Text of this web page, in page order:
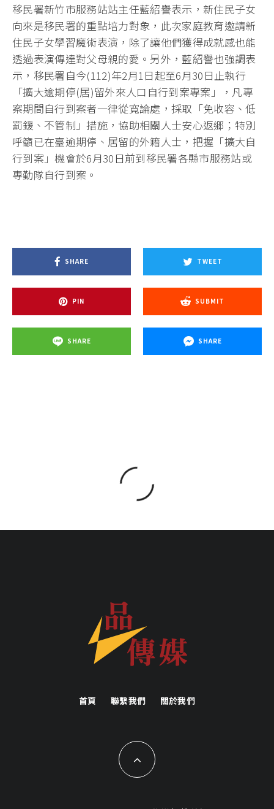
移民署新竹市服務站站主任藍紹譽表示，新住民子女
向來是移民署的重點培力對象，此次家庭教育邀請新
住民子女學習魔術表演，除了讓他們獲得成就感也能
透過表演傳達對父母親的愛。另外，藍紹譽也強調表
示，移民署自今(112)年2月1日起至6月30日止執行
「擴大逾期停(居)留外來人口自行到案專案」，凡專
案期間自行到案者一律從寬論處，採取「免收容、低
罰鍰、不管制」措施，協助相關人士安心返鄉；特別
呼籲已在臺逾期停、居留的外籍人士，把握「擴大自
行到案」機會於6月30日前到移民署各縣市服務站或
專勤隊自行到案。
SHARE TWEET
PIN SUBMIT
SHARE SHARE
首頁 聯繫我們 關於我們